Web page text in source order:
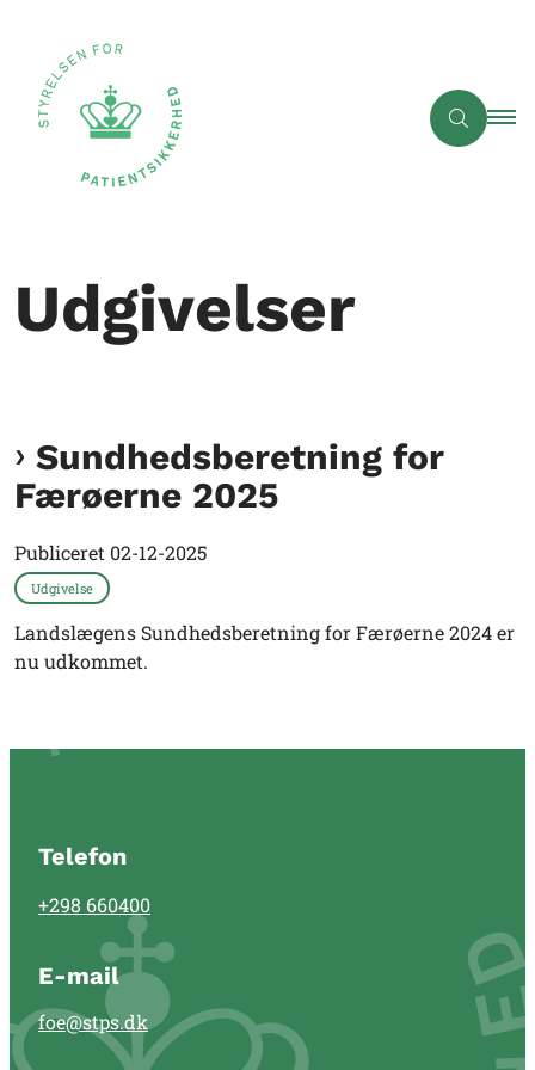
Udgivelser
Sundhedsberetning for
Færøerne 2025
Publiceret 02-12-2025
Udgivelse
Landslægens Sundhedsberetning for Færøerne 2024 er
nu udkommet.
Telefon
+298 660400
E-mail
foe@stps.dk